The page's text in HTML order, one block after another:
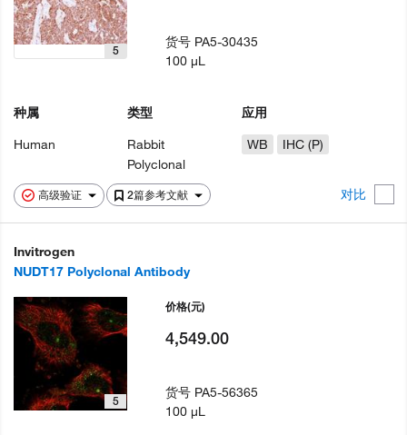
高级验证 2篇参考文献 对比
5
种属
Human
类型
Rabbit
Polyclonal
应用
WB
IHC (P)
货号 PA5-30435
100 µL
Invitrogen
NUDT17 Polyclonal Antibody
5
价格(元)
4,549.00
货号 PA5-56365
100 µL